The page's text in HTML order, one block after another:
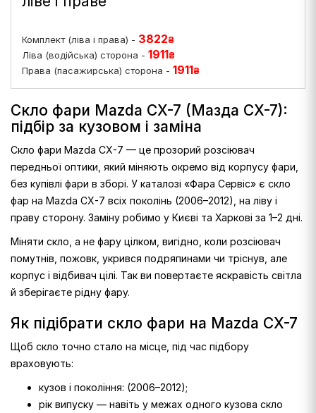
Комплект (ліва і права) - 3822₴
Ліва (водійська) сторона - 1911₴
Права (пасажирська) сторона - 1911₴
Скло фари Mazda CX-7 (Мазда CX-7):
підбір за кузовом і заміна
Скло фари Mazda CX-7 — це прозорий розсіювач
передньої оптики, який міняють окремо від корпусу фари,
без купівлі фари в зборі. У каталозі «Фара Сервіс» є скло
фар на Mazda CX-7 всіх поколінь (2006–2012), на ліву і
праву сторону. Заміну робимо у Києві та Харкові за 1–2 дні.
Міняти скло, а не фару цілком, вигідно, коли розсіювач
помутнів, пожовк, укрився подряпинами чи тріснув, але
корпус і відбивач цілі. Так ви повертаєте яскравість світла
й зберігаєте рідну фару.
Як підібрати скло фари на Mazda CX-7
Щоб скло точно стало на місце, під час підбору
враховують:
кузов і покоління: (2006–2012);
рік випуску — навіть у межах одного кузова скло